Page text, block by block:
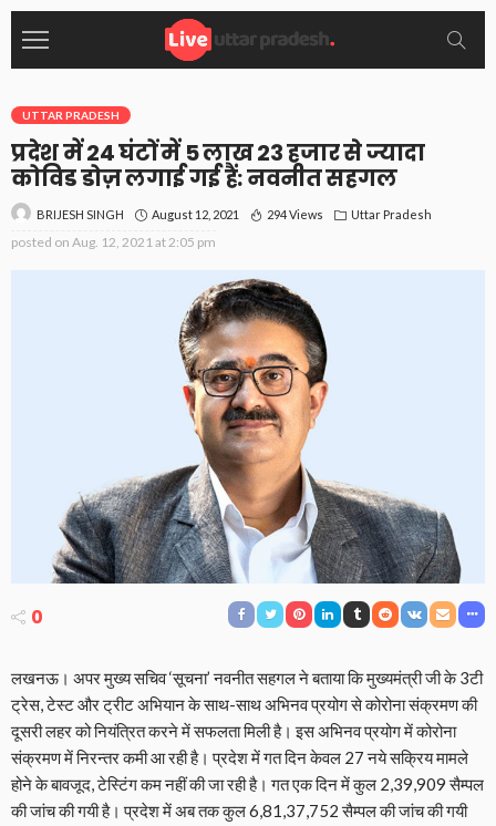
UTTAR PRADESH
प्रदेश में 24 घंटों में 5 लाख 23 हजार से ज्यादा
कोविड डोज़ लगाई गई हैं: नवनीत सहगल
BRIJESH SINGH August 12, 2021 294 Views Uttar Pradesh
posted on Aug. 12, 2021 at 2:05 pm
0
लखनऊ। अपर मुख्य सचिव ‘सूचना’ नवनीत सहगल ने बताया कि मुख्यमंत्री जी के 3टी
ट्रेस, टेस्ट और ट्रीट अभियान के साथ-साथ अभिनव प्रयोग से कोरोना संक्रमण की
दूसरी लहर को नियंत्रित करने में सफलता मिली है। इस अभिनव प्रयोग में कोरोना
संक्रमण में निरन्तर कमी आ रही है। प्रदेश में गत दिन केवल 27 नये सक्रिय मामले
होने के बावजूद, टेस्टिंग कम नहीं की जा रही है। गत एक दिन में कुल 2,39,909 सैम्पल
की जांच की गयी है। प्रदेश में अब तक कुल 6,81,37,752 सैम्पल की जांच की गयी